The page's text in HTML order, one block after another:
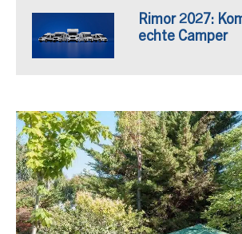
Rimor 2027:
echte Camper